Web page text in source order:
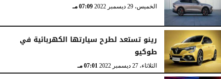
الخميس، 29 ديسمبر 2022 07:09 مـ
رينو تستعد لطرح سيارتها الكهربائية في
طوكيو
الثلاثاء، 27 ديسمبر 2022 07:01 مـ